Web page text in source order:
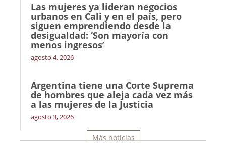
Las mujeres ya lideran negocios
urbanos en Cali y en el país, pero
siguen emprendiendo desde la
desigualdad: ‘Son mayoría con
menos ingresos’
agosto 4, 2026
Argentina tiene una Corte Suprema
de hombres que aleja cada vez más
a las mujeres de la Justicia
agosto 3, 2026
Más noticias